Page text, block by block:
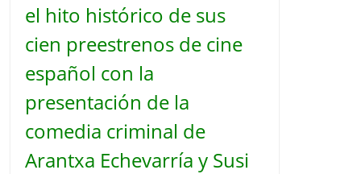
el hito histórico de sus
cien preestrenos de cine
español con la
presentación de la
comedia criminal de
Arantxa Echevarría y Susi